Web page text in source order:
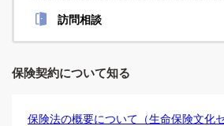
訪問相談
保険契約について知る
保険法の概要について（生命保険文化セ